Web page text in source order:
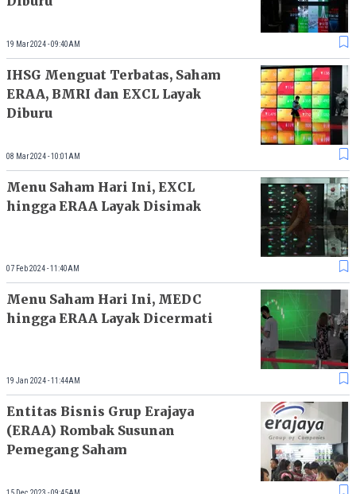
19 Mar 2024 - 09:40AM
IHSG Menguat Terbatas, Saham
ERAA, BMRI dan EXCL Layak
Diburu
08 Mar 2024 - 10:01AM
Menu Saham Hari Ini, EXCL
hingga ERAA Layak Disimak
07 Feb 2024 - 11:40AM
Menu Saham Hari Ini, MEDC
hingga ERAA Layak Dicermati
19 Jan 2024 - 11:44AM
Entitas Bisnis Grup Erajaya
(ERAA) Rombak Susunan
Pemegang Saham